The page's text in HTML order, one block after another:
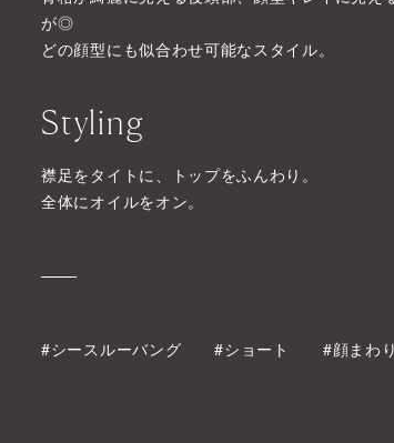
が◎
どの顔型にも似合わせ可能なスタイル。
Styling
襟足をタイトに、トップをふんわり。
全体にオイルをオン。
#シースルーバング #ショート #顔まわ